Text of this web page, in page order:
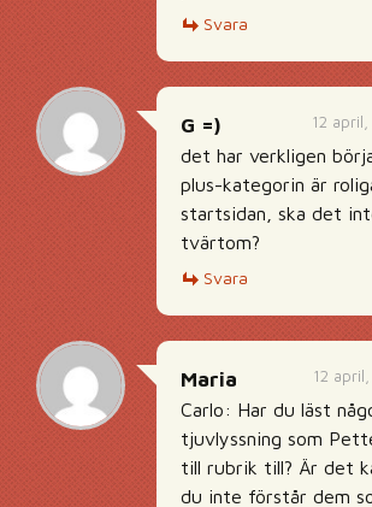
Svara
12
G =)
det har verkligen
plus-kategorin är
startsidan, ska det
tvärtom?
Svara
12
Maria
Carlo: Har du läst
tjuvlyssning som
till rubrik till? Är det
du inte förstår dem